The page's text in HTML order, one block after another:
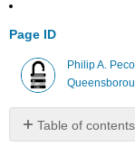
Page ID
Philip A.
Table of contents
No